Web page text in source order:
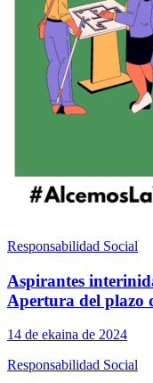
Responsabilidad Social
Aspirantes
Apertura del plazo
14 de ekaina de 2024
Responsabilidad Social